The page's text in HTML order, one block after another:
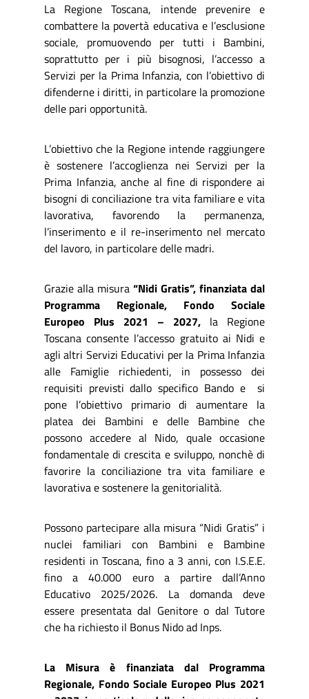
La Regione Toscana, intende prevenire e
combattere la povertà educativa e l’esclusione
sociale, promuovendo per tutti i Bambini,
soprattutto per i più bisognosi, l’accesso a
Servizi per la Prima Infanzia, con l’obiettivo di
difenderne i diritti, in particolare la promozione
delle pari opportunità.
L’obiettivo che la Regione intende raggiungere
è sostenere l’accoglienza nei Servizi per la
Prima Infanzia, anche al fine di rispondere ai
bisogni di conciliazione tra vita familiare e vita
lavorativa, favorendo la permanenza,
l’inserimento e il re-inserimento nel mercato
del lavoro, in particolare delle madri.
Grazie alla misura “Nidi Gratis”, finanziata dal
Programma Regionale, Fondo Sociale
Europeo Plus 2021 – 2027, la Regione
Toscana consente l’accesso gratuito ai Nidi e
agli altri Servizi Educativi per la Prima Infanzia
alle Famiglie richiedenti, in possesso dei
requisiti previsti dallo specifico Bando e si
pone l’obiettivo primario di aumentare la
platea dei Bambini e delle Bambine che
possono accedere al Nido, quale occasione
fondamentale di crescita e sviluppo, nonchè di
favorire la conciliazione tra vita familiare e
lavorativa e sostenere la genitorialità.
Possono partecipare alla misura “Nidi Gratis” i
nuclei familiari con Bambini e Bambine
residenti in Toscana, fino a 3 anni, con I.S.E.E.
fino a 40.000 euro a partire dall’Anno
Educativo 2025/2026. La domanda deve
essere presentata dal Genitore o dal Tutore
che ha richiesto il Bonus Nido ad Inps.
La Misura è finanziata dal Programma
Regionale, Fondo Sociale Europeo Plus 2021